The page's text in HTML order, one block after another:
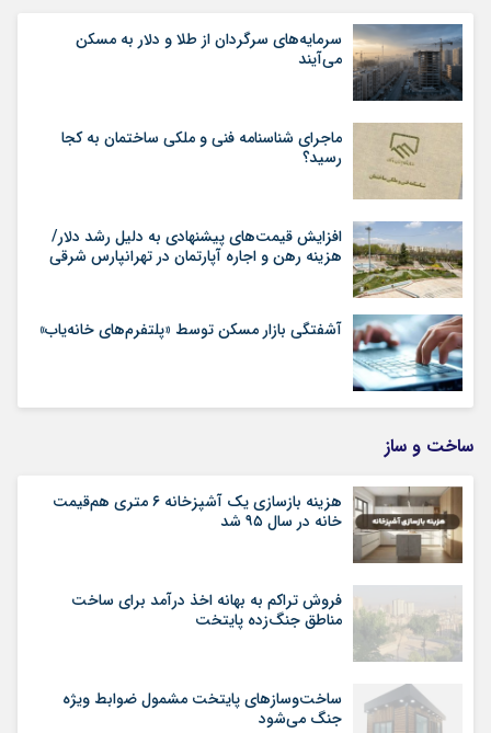
سرمایه‌های سرگردان از طلا و دلار به مسکن
می‌آیند
ماجرای شناسنامه‌ فنی و ملکی ساختمان به کجا
رسید؟
افزایش قیمت‌های پیشنهادی به دلیل رشد دلار/
هزینه رهن و اجاره آپارتمان در تهرانپارس شرقی
آشفتگی بازار مسکن توسط «پلتفرم‌های خانه‌یاب»
ساخت و ساز
هزینه بازسازی یک آشپزخانه ۶ متری هم‌قیمت
خانه در سال ۹۵ شد
فروش تراکم به بهانه اخذ درآمد برای ساخت
مناطق جنگ‌زده پایتخت
ساخت‌وسازهای پایتخت مشمول ضوابط ویژه
جنگ می‌شود